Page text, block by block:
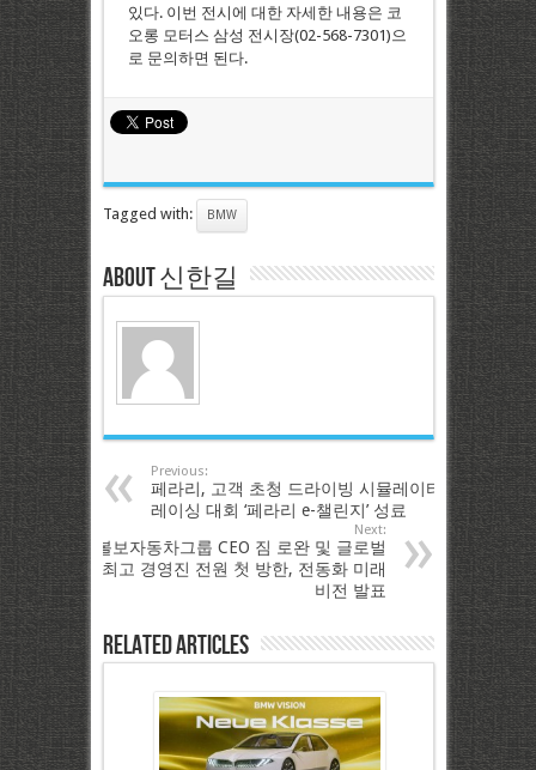
있다. 이번 전시에 대한 자세한 내용은 코
오롱 모터스 삼성 전시장(02-568-7301)으
로 문의하면 된다.
Tagged with: BMW
About 신한길
Previous:
페라리, 고객 초청 드라이빙 시뮬레이터
레이싱 대회 ‘페라리 e-챌린지’ 성료
Next:
볼보자동차그룹 CEO 짐 로완 및 글로벌
최고 경영진 전원 첫 방한, 전동화 미래
비전 발표
Related Articles